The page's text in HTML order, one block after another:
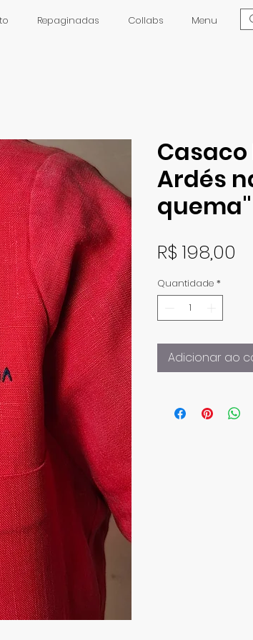
Repaginadas Collabs Menu
Casaco
Ardés
quema"
R$ 198,00
Quantidade *
Adicionar ao